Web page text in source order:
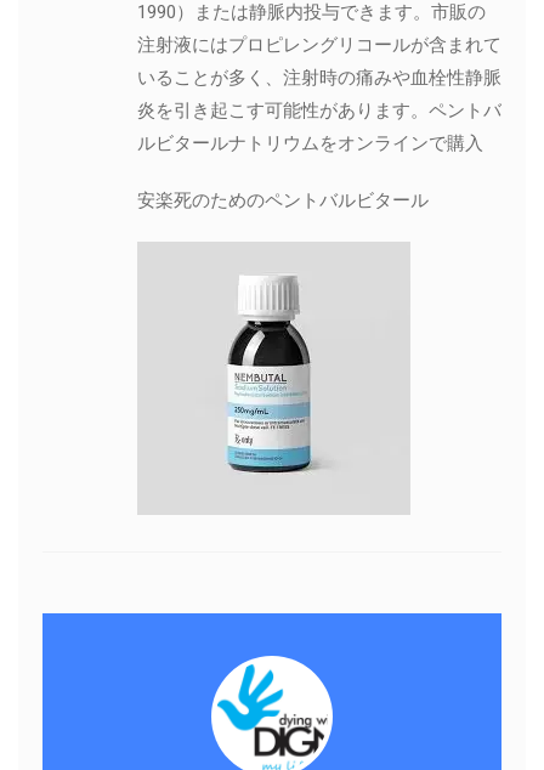
1990）または静脈内投与できます。市販の
注射液にはプロピレングリコールが含まれて
いることが多く、注射時の痛みや血栓性静脈
炎を引き起こす可能性があります。ペントバ
ルビタールナトリウムをオンラインで購入
安楽死のためのペントバルビタール